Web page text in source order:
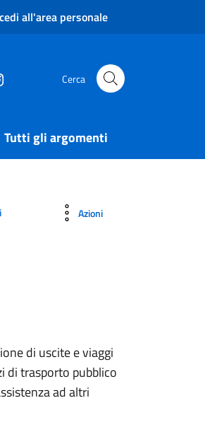
all'area personale
Cerca
Tutti gli argomenti
Azioni
di uscite e viaggi
di trasporto pubblico
ad altri